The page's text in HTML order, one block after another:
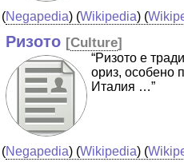
(Negapedia) (Wikipedia) (
Ризото [Culture]
“Ризото е
ориз, особено
Италия …”
(Negapedia) (Wikipedia) (